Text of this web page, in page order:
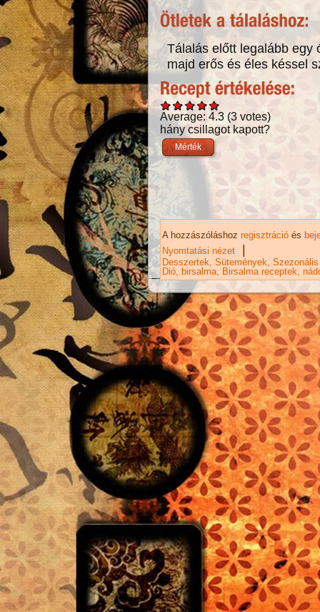
Tálalás előtt legalább egy
majd erős és éles késsel
Average: 4.3 (3 votes)
hány csillagot kapott?
A hozzászóláshoz regisztráció és
Nyomtatási nézet
|
Desszertek Sütemények
Dió birsalma Birsalma receptek